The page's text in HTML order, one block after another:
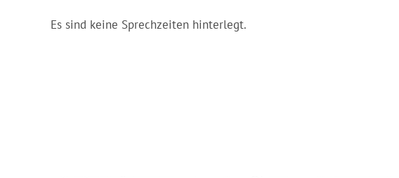
Es sind keine Sprechzeiten hinterlegt.